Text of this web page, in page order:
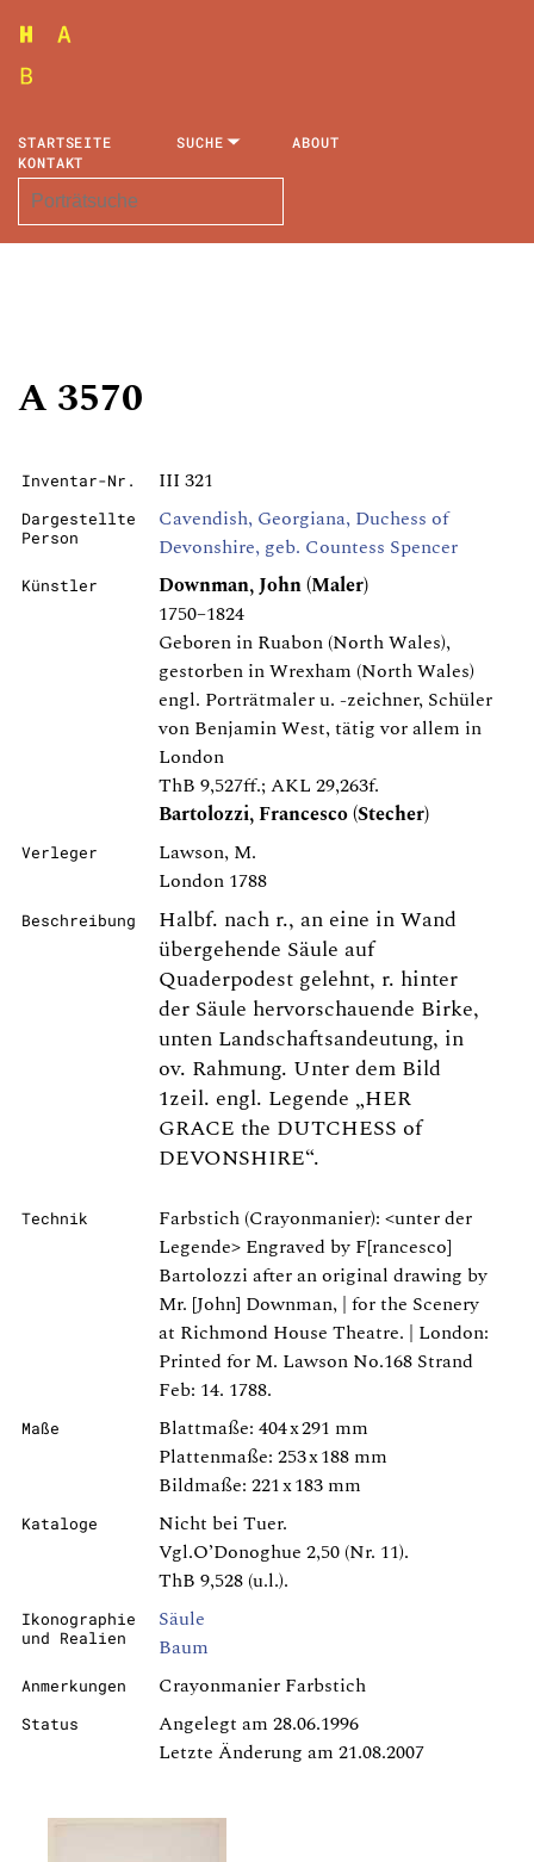
STARTSEITE SUCHE
ABOUT
KONTAKT
A 3570
Inventar-Nr. III 321
Dargestellte
Person
Cavendish, Georgiana, Duchess of
Devonshire, geb. Countess Spencer
Künstler
Downman, John (Maler)
1750–1824
Geboren in Ruabon (North Wales),
gestorben in Wrexham (North Wales)
engl. Porträtmaler u. -zeichner, Schüler
von Benjamin West, tätig vor allem in
London
ThB 9,527ff.; AKL 29,263f.
Bartolozzi, Francesco (Stecher)
Verleger
Lawson, M.
London 1788
Beschreibung
Halbf. nach r., an eine in Wand
übergehende Säule auf
Quaderpodest gelehnt, r. hinter
der Säule hervorschauende Birke,
unten Landschaftsandeutung, in
ov. Rahmung. Unter dem Bild
1zeil. engl. Legende „HER
GRACE the DUTCHESS of
DEVONSHIRE“.
Technik
Farbstich (Crayonmanier): <unter der
Legende> Engraved by F[rancesco]
Bartolozzi after an original drawing by
Mr. [John] Downman, | for the Scenery
at Richmond House Theatre. | London:
Printed for M. Lawson No.168 Strand
Feb: 14. 1788.
Maße
Blattmaße: 404 x 291 mm
Plattenmaße: 253 x 188 mm
Bildmaße: 221 x 183 mm
Kataloge
Nicht bei Tuer.
Vgl.O’Donoghue 2,50 (Nr. 11).
ThB 9,528 (u.l.).
Ikonographie
und Realien
Säule
Baum
Anmerkungen Crayonmanier Farbstich
Status
Angelegt am 28.06.1996
Letzte Änderung am 21.08.2007